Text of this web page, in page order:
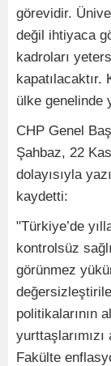
görevidir.
değil ihtiyaca
kadroları
kapatılacaktır.
ülke genelinde
CHP Genel
Şahbaz, 22
dolayısıyla
kaydetti:
"Türkiye’de
kontrolsüz
görünmez
politikalarının
Fakülte